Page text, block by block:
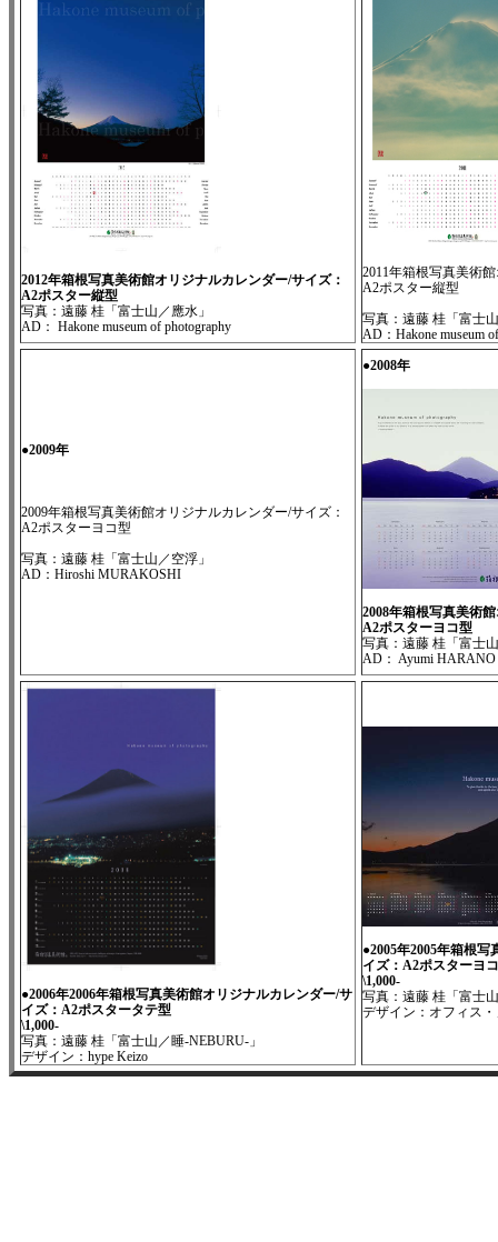
2012年箱根写真美術館オリジナルカレンダー/サイズ：
A2ポスター縦型
写真：遠藤 桂「富士山／應水」
AD： Hakone museum of photography
2011年箱根写真美術
A2ポスター縦型
写真：遠藤 桂「富士
AD：Hakone museum
●2009年
2009年箱根写真美術館オリジナルカレンダー/サイズ：
A2ポスターヨコ型
写真：遠藤 桂「富士山／空浮」
AD：Hiroshi MURAKOSHI
●2008年
2008年箱根写真美術
A2ポスターヨコ型
写真：遠藤 桂「富士
AD： Ayumi HARANO
●2006年2006年箱根写真美術館オリジナルカレンダー/サ
イズ：A2ポスタータテ型
\1,000-
写真：遠藤 桂「富士山／睡-NEBURU-」
デザイン：hype Keizo
●2005年2005年箱根写
イズ：A2ポスターヨ
\1,000-
写真：遠藤 桂「富士
デザイン：オフィス